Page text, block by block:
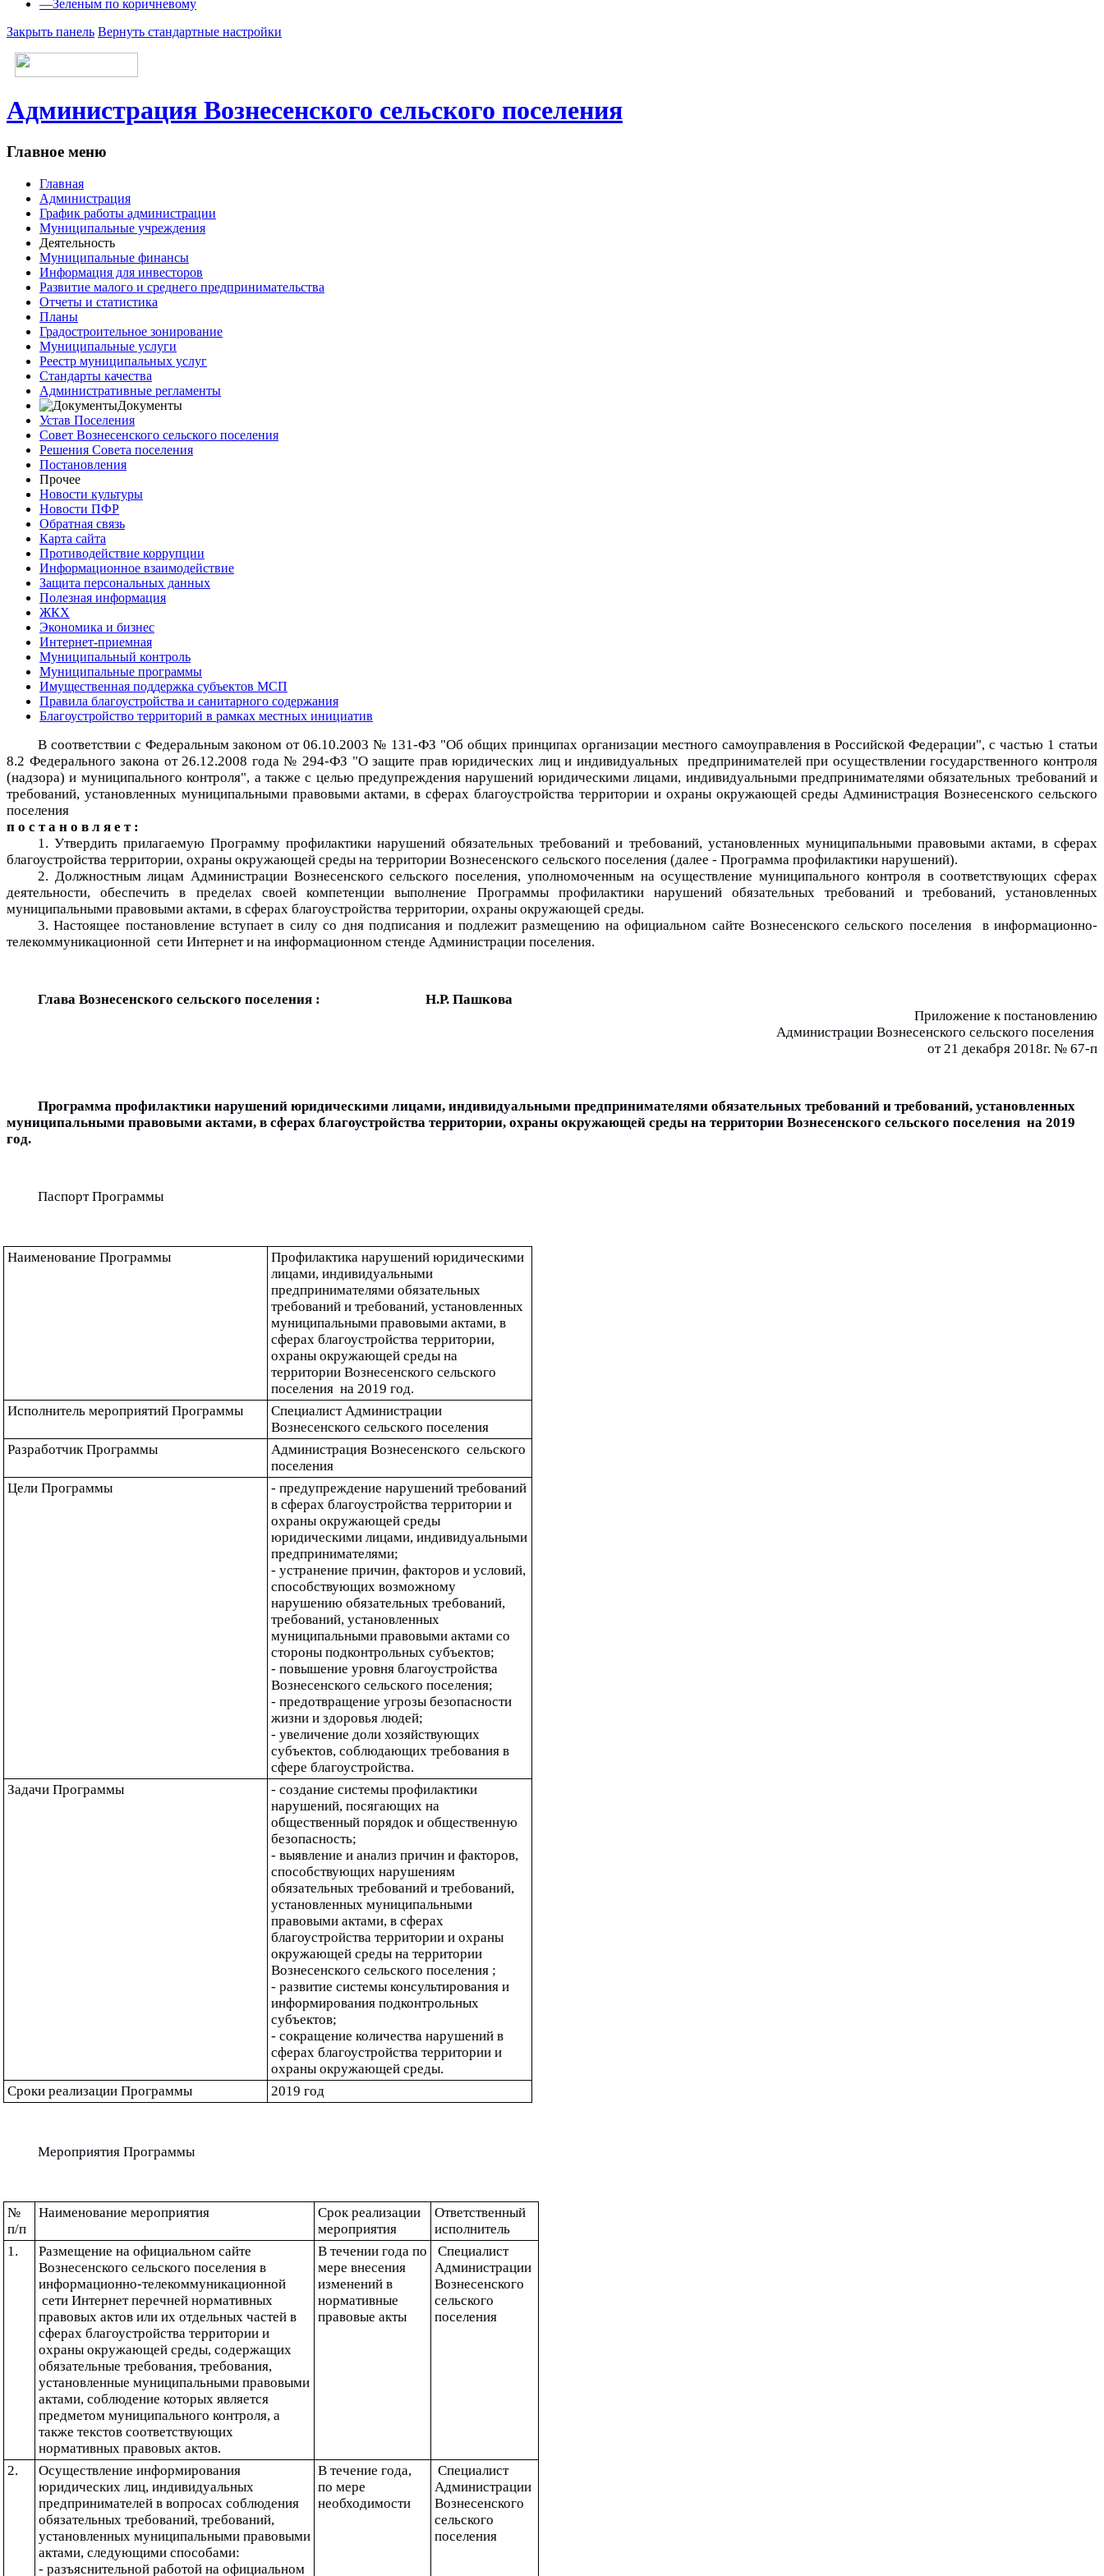
—Зеленым по коричневому
Закрыть панель Вернуть стандартные настройки
Администрация Вознесенского сельского поселения
Главное меню
Главная
Администрация
График работы администрации
Муниципальные учреждения
Деятельность
Муниципальные финансы
Информация для инвесторов
Развитие малого и среднего предпринимательства
Отчеты и статистика
Планы
Градостроительное зонирование
Муниципальные услуги
Реестр муниципальных услуг
Стандарты качества
Административные регламенты
Документы
Устав Поселения
Совет Вознесенского сельского поселения
Решения Совета поселения
Постановления
Прочее
Новости культуры
Новости ПФР
Обратная связь
Карта сайта
Противодействие коррупции
Информационное взаимодействие
Защита персональных данных
Полезная информация
ЖКХ
Экономика и бизнес
Интернет-приемная
Муниципальный контроль
Муниципальные программы
Имущественная поддержка субъектов МСП
Правила благоустройства и санитарного содержания
Благоустройство территорий в рамках местных инициатив
В соответствии с Федеральным законом от 06.10.2003 № 131-ФЗ "Об общих принципах организации местного самоуправления в Российской Федерации", с частью 1 статьи
8.2 Федерального закона от 26.12.2008 года № 294-ФЗ "О защите прав юридических лиц и индивидуальных  предпринимателей при осуществлении государственного контроля
(надзора) и муниципального контроля", а также с целью предупреждения нарушений юридическими лицами, индивидуальными предпринимателями обязательных требований и
требований, установленных муниципальными правовыми актами, в сферах благоустройства территории и охраны окружающей среды Администрация Вознесенского сельского
поселения
п о с т а н о в л я е т :
1. Утвердить прилагаемую Программу профилактики нарушений обязательных требований и требований, установленных муниципальными правовыми актами, в сферах
благоустройства территории, охраны окружающей среды на территории Вознесенского сельского поселения (далее - Программа профилактики нарушений).
2. Должностным лицам Администрации Вознесенского сельского поселения, уполномоченным на осуществление муниципального контроля в соответствующих сферах
деятельности, обеспечить в пределах своей компетенции выполнение Программы профилактики нарушений обязательных требований и требований, установленных
муниципальными правовыми актами, в сферах благоустройства территории, охраны окружающей среды.
3. Настоящее постановление вступает в силу со дня подписания и подлежит размещению на официальном сайте Вознесенского сельского поселения
в информационно-
телекоммуникационной  сети Интернет и на информационном стенде Администрации поселения.
Глава Вознесенского сельского поселения :                                Н.Р. Пашкова
Приложение к постановлению
Администрации Вознесенского сельского поселения
от 21 декабря 2018г. № 67-п
Программа профилактики нарушений юридическими лицами, индивидуальными предпринимателями обязательных требований и требований, установленных
муниципальными правовыми актами, в сферах благоустройства территории, охраны окружающей среды на территории Вознесенского сельского поселения  на 2019
год.
Паспорт Программы
Наименование Программы
Профилактика нарушений юридическими
лицами, индивидуальными
предпринимателями обязательных
требований и требований, установленных
муниципальными правовыми актами, в
сферах благоустройства территории,
охраны окружающей среды на
территории Вознесенского сельского
поселения  на 2019 год.
Исполнитель мероприятий Программы
Специалист Администрации
Вознесенского сельского поселения
Разработчик Программы
Администрация Вознесенского  сельского
поселения
Цели Программы
- предупреждение нарушений требований
в сферах благоустройства территории и
охраны окружающей среды
юридическими лицами, индивидуальными
предпринимателями;
- устранение причин, факторов и условий,
способствующих возможному
нарушению обязательных требований,
требований, установленных
муниципальными правовыми актами со
стороны подконтрольных субъектов;
- повышение уровня благоустройства
Вознесенского сельского поселения;
- предотвращение угрозы безопасности
жизни и здоровья людей;
- увеличение доли хозяйствующих
субъектов, соблюдающих требования в
сфере благоустройства.
Задачи Программы
- создание системы профилактики
нарушений, посягающих на
общественный порядок и общественную
безопасность;
- выявление и анализ причин и факторов,
способствующих нарушениям
обязательных требований и требований,
установленных муниципальными
правовыми актами, в сферах
благоустройства территории и охраны
окружающей среды на территории
Вознесенского сельского поселения ;
- развитие системы консультирования и
информирования подконтрольных
субъектов;
- сокращение количества нарушений в
сферах благоустройства территории и
охраны окружающей среды.
Сроки реализации Программы
2019 год
Мероприятия Программы
№
п/п
Наименование мероприятия
Срок реализации
мероприятия
Ответственный
исполнитель
1.
Размещение на официальном сайте
Вознесенского сельского поселения в
информационно-телекоммуникационной
сети Интернет перечней нормативных
правовых актов или их отдельных частей в
сферах благоустройства территории и
охраны окружающей среды, содержащих
обязательные требования, требования,
установленные муниципальными правовыми
актами, соблюдение которых является
предметом муниципального контроля, а
также текстов соответствующих
нормативных правовых актов.
В течении года по
мере внесения
изменений в
нормативные
правовые акты
Администрации
Вознесенского
сельского
поселения
2.
Осуществление информирования
юридических лиц, индивидуальных
предпринимателей в вопросах соблюдения
обязательных требований, требований,
установленных муниципальными правовыми
актами, следующими способами:
- разъяснительной работой на официальном
В течение года,
по мере
необходимости
Администрации
Вознесенского
сельского
поселения